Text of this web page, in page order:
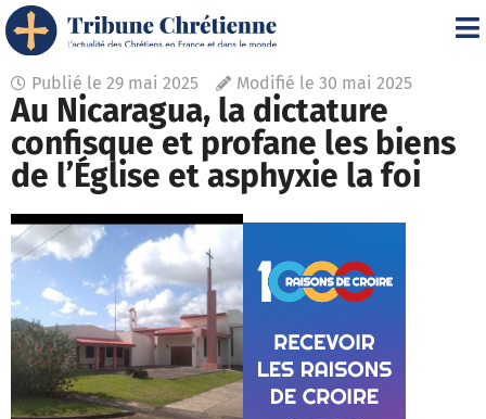
Publié le 29 mai 2025 Modifié le 30 mai 2025
Au Nicaragua, la dictature
confisque et profane les biens
de l’Église et asphyxie la foi